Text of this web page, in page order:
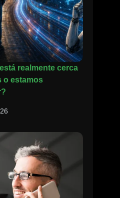
realmente cerca
o estamos